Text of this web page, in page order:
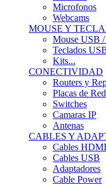
Microfonos
Webcams
MOUSE Y
Mouse USB /
Teclados
Kits...
CONECTIVIDAD
Routers y
Placas de
Switches
Camaras IP
Antenas
CABLES Y
Cables
Cables USB
Adaptadores
Cable Power